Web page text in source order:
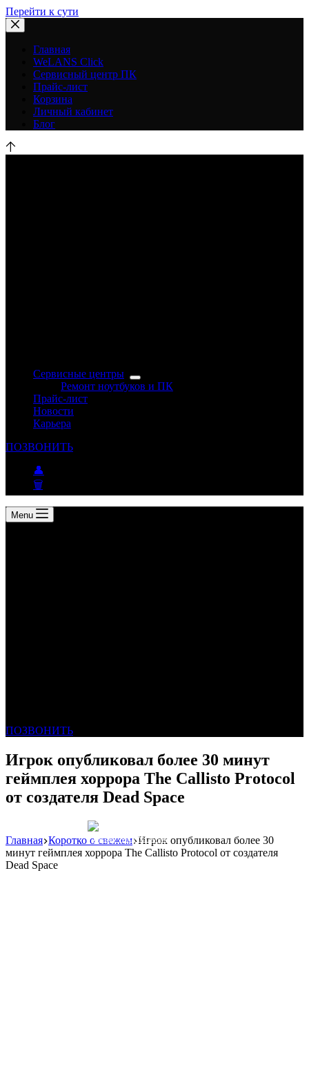
Перейти к сути
Главная
WeLANS Click
Сервисный центр ПК
Прайс-лист
Корзина
Личный кабинет
Блог
Сервисные центры
Ремонт ноутбуков и ПК
Прайс-лист
Новости
Карьера
ПОЗВОНИТЬ
👤
🗑
Menu
ПОЗВОНИТЬ
Игрок опубликовал более 30 минут
геймплея хоррора The Callisto Protocol
от создателя Dead Space
Реклама: WeLANS облако
Главная Коротко о свежем Игрок опубликовал более 30
минут геймплея хоррора The Callisto Protocol от создателя
Dead Space